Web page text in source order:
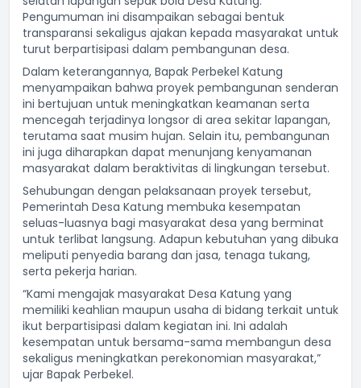
Pengumuman ini disampaikan sebagai bentuk
transparansi sekaligus ajakan kepada masyarakat untuk
turut berpartisipasi dalam pembangunan desa.
Dalam keterangannya, Bapak Perbekel Katung
menyampaikan bahwa proyek pembangunan senderan
ini bertujuan untuk meningkatkan keamanan serta
mencegah terjadinya longsor di area sekitar lapangan,
terutama saat musim hujan. Selain itu, pembangunan
ini juga diharapkan dapat menunjang kenyamanan
masyarakat dalam beraktivitas di lingkungan tersebut.
Sehubungan dengan pelaksanaan proyek tersebut,
Pemerintah Desa Katung membuka kesempatan
seluas-luasnya bagi masyarakat desa yang berminat
untuk terlibat langsung. Adapun kebutuhan yang dibuka
meliputi penyedia barang dan jasa, tenaga tukang,
serta pekerja harian.
“Kami mengajak masyarakat Desa Katung yang
memiliki keahlian maupun usaha di bidang terkait untuk
ikut berpartisipasi dalam kegiatan ini. Ini adalah
kesempatan untuk bersama-sama membangun desa
sekaligus meningkatkan perekonomian masyarakat,”
ujar Bapak Perbekel.